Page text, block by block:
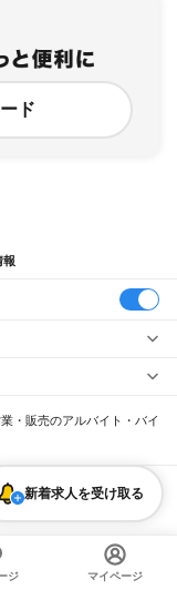
ド
報
須市本庄市東松山市
越谷市
市
北川辺町
北葛飾郡
南越谷駅
・鮮魚加工
ジャー）
外国人活躍中
業・販売 土日祝休み
・販売のアルバイト・バイ
新着求人を受け取る
ーポリシー
ジ マイページ